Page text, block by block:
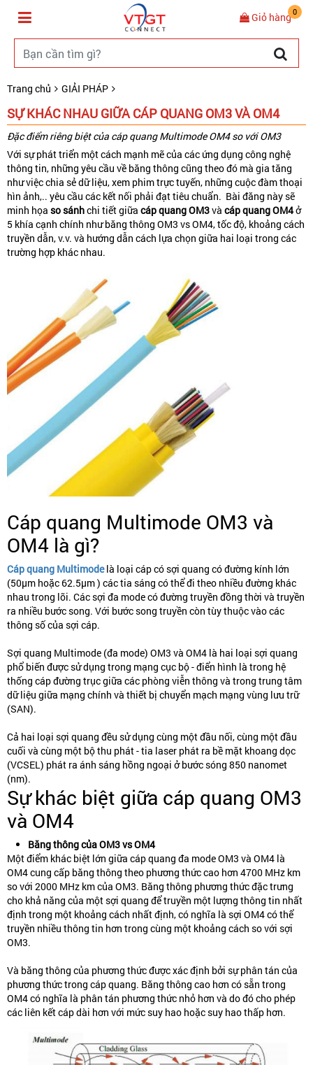
Giỏ hàng0
Trang chủ GIẢI PHÁP
SỰ KHÁC NHAU GIỮA CÁP QUANG OM3 VÀ OM4
Đặc điểm riêng biệt của cáp quang Multimode OM4 so với OM3
Với sự phát triển một cách mạnh mẽ của các ứng dụng công nghệ
thông tin, những yêu cầu về băng thông cũng theo đó mà gia tăng
như việc chia sẻ dữ liệu, xem phim trực tuyến, những cuộc đàm thoại
hìn ảnh,.. yêu cầu các kết nối phải đạt tiêu chuẩn. Bài đăng này sẽ
minh họa so sánhchi tiết giữa cáp quang OM3và cáp quang OM4ở
5 khía cạnh chính như băng thông OM3 vs OM4, tốc độ, khoảng cách
truyền dẫn, v.v. và hướng dẫn cách lựa chọn giữa hai loại trong các
trường hợp khác nhau.
Cáp quang Multimode OM3 và
OM4 là gì?
Cáp quang Multimodelà loại cápcó sợi quang có đường kính lớn
(50µm hoặc 62.5µm ) các tia sáng có thể đi theo nhiều đường khác
nhau trong lõi. Các sợi đa mode có đường truyền đồng thời và truyền
ra nhiều bước song. Với bước song truyền còn tùy thuộc vào các
thông số của sợi cáp.
Sợi quang Multimode (đa mode) OM3 và OM4 là hai loại sợi quang
phổ biến được sử dụng trong mạng cục bộ - điển hình là trong hệ
thống cáp đường trục giữa các phòng viễn thông và trong trung tâm
dữ liệu giữa mạng chính và thiết bị chuyển mạch mạng vùng lưu trữ
(SAN).
Cả hai loại sợi quang đều sử dụng cùng một đầu nối, cùng một đầu
cuối và cùng một bộ thu phát - tia laser phát ra bề mặt khoang dọc
(VCSEL) phát ra ánh sáng hồng ngoại ở bước sóng 850 nanomet
(nm).
Sự khác biệt giữa cáp quang OM3
và OM4
Băng thông của OM3 vs OM4
Một điểm khác biệt lớn giữa cáp quang đa mode OM3 và OM4 là
OM4 cung cấp băng thông theo phương thức cao hơn 4700 MHz km
so với 2000 MHz km của OM3. Băng thông phương thức đặc trưng
cho khả năng của một sợi quang để truyền một lượng thông tin nhất
định trong một khoảng cách nhất định, có nghĩa là sợi OM4 có thể
truyền nhiều thông tin hơn trong cùng một khoảng cách so với sợi
OM3.
Và băng thông của phương thức được xác định bởi sự phân tán của
phương thức trong cáp quang. Băng thông cao hơn có sẵn trong
OM4 có nghĩa là phân tán phương thức nhỏ hơn và do đó cho phép
các liên kết cáp dài hơn với mức suy hao hoặc suy hao thấp hơn.